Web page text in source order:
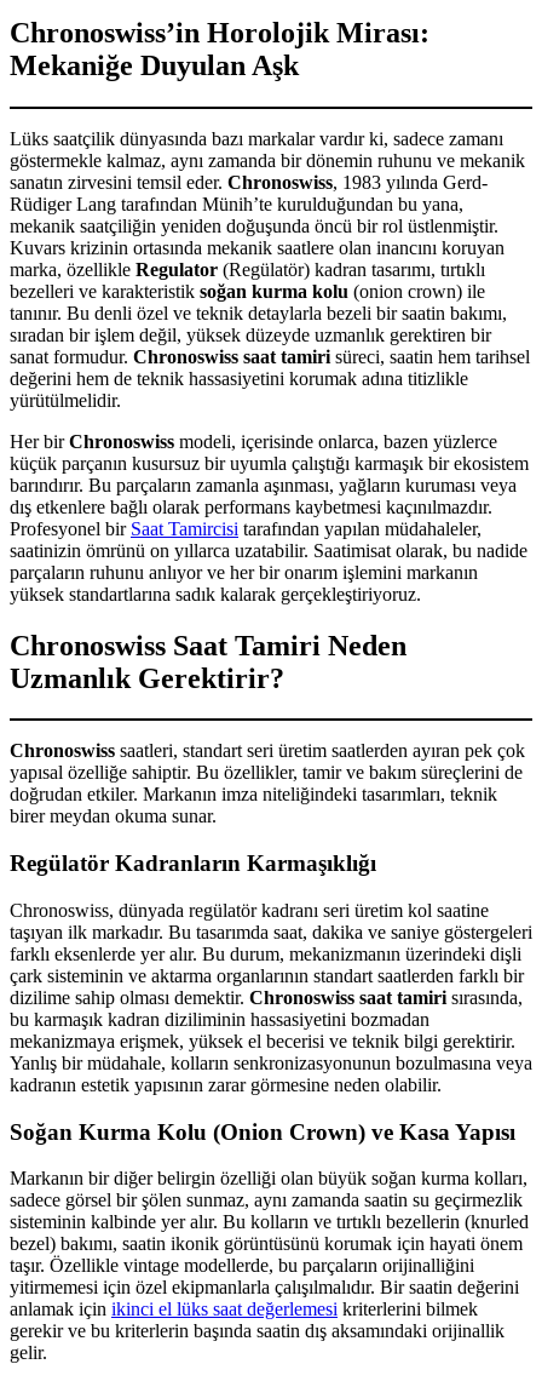
Chronoswiss’in Horolojik Mirası:
Mekaniğe Duyulan Aşk
Lüks saatçilik dünyasında bazı markalar vardır ki, sadece zamanı
göstermekle kalmaz, aynı zamanda bir dönemin ruhunu ve mekanik
sanatın zirvesini temsil eder. Chronoswiss, 1983 yılında Gerd-
Rüdiger Lang tarafından Münih’te kurulduğundan bu yana,
mekanik saatçiliğin yeniden doğuşunda öncü bir rol üstlenmiştir.
Kuvars krizinin ortasında mekanik saatlere olan inancını koruyan
marka, özellikle Regulator (Regülatör) kadran tasarımı, tırtıklı
bezelleri ve karakteristik soğan kurma kolu (onion crown) ile
tanınır. Bu denli özel ve teknik detaylarla bezeli bir saatin bakımı,
sıradan bir işlem değil, yüksek düzeyde uzmanlık gerektiren bir
sanat formudur. Chronoswiss saat tamiri süreci, saatin hem tarihsel
değerini hem de teknik hassasiyetini korumak adına titizlikle
yürütülmelidir.
Her birChronoswiss modeli, içerisinde onlarca, bazen yüzlerce
küçük parçanın kusursuz bir uyumla çalıştığı karmaşık bir ekosistem
barındırır. Bu parçaların zamanla aşınması, yağların kuruması veya
dış etkenlere bağlı olarak performans kaybetmesi kaçınılmazdır.
Profesyonel bir Saat Tamircisi tarafından yapılan müdahaleler,
saatinizin ömrünü on yıllarca uzatabilir. Saatimisat olarak, bu nadide
parçaların ruhunu anlıyor ve her bir onarım işlemini markanın
yüksek standartlarına sadık kalarak gerçekleştiriyoruz.
Chronoswiss Saat Tamiri Neden
Uzmanlık Gerektirir?
Chronoswiss saatleri, standart seri üretim saatlerden ayıran pek çok
yapısal özelliğe sahiptir. Bu özellikler, tamir ve bakım süreçlerini de
doğrudan etkiler. Markanın imza niteliğindeki tasarımları, teknik
birer meydan okuma sunar.
Regülatör Kadranların Karmaşıklığı
Chronoswiss, dünyada regülatör kadranı seri üretim kol saatine
taşıyan ilk markadır. Bu tasarımda saat, dakika ve saniye göstergeleri
farklı eksenlerde yer alır. Bu durum, mekanizmanın üzerindeki dişli
çark sisteminin ve aktarma organlarının standart saatlerden farklı bir
dizilime sahip olması demektir. Chronoswiss saat tamiri sırasında,
bu karmaşık kadran diziliminin hassasiyetini bozmadan
mekanizmaya erişmek, yüksek el becerisi ve teknik bilgi gerektirir.
Yanlış bir müdahale, kolların senkronizasyonunun bozulmasına veya
kadranın estetik yapısının zarar görmesine neden olabilir.
Soğan Kurma Kolu (Onion Crown) ve Kasa Yapısı
Markanın bir diğer belirgin özelliği olan büyük soğan kurma kolları,
sadece görsel bir şölen sunmaz, aynı zamanda saatin su geçirmezlik
sisteminin kalbinde yer alır. Bu kolların ve tırtıklı bezellerin (knurled
bezel) bakımı, saatin ikonik görüntüsünü korumak için hayati önem
taşır. Özellikle vintage modellerde, bu parçaların orijinalliğini
yitirmemesi için özel ekipmanlarla çalışılmalıdır. Bir saatin değerini
anlamak için ikinci el lüks saat değerlemesi kriterlerini bilmek
gerekir ve bu kriterlerin başında saatin dış aksamındaki orijinallik
gelir.